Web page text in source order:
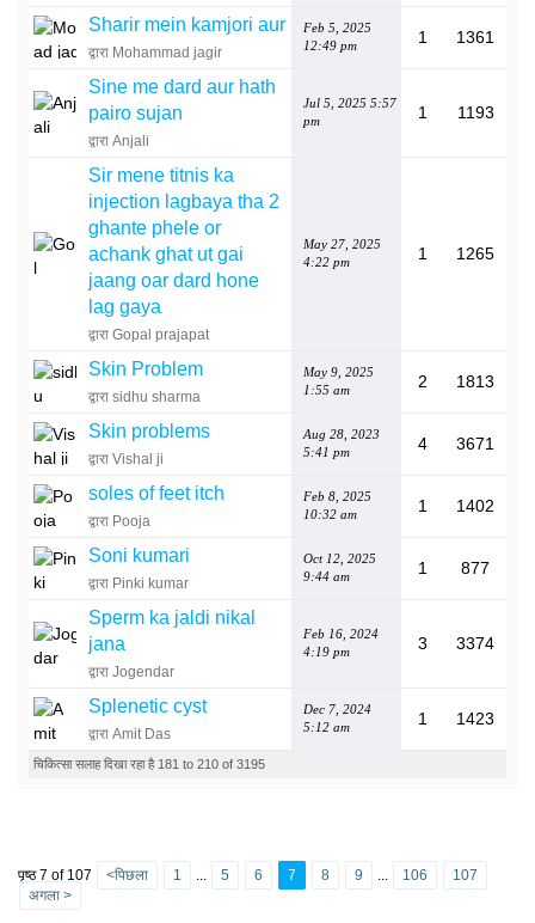
Sharir mein kamjori aur
द्वारा Mohammad jagir
Feb 5, 2025
12:49 pm
1 1361
Sine me dard aur hath
pairo sujan
द्वारा Anjali
Jul 5, 2025 5:57
pm
1 1193
Sir mene titnis ka
injection lagbaya tha 2
ghante phele or
achank ghat ut gai
jaang oar dard hone
lag gaya
द्वारा Gopal prajapat
May 27, 2025
4:22 pm
1 1265
Skin Problem
द्वारा sidhu sharma
May 9, 2025
1:55 am
2 1813
Skin problems
द्वारा Vishal ji
Aug 28, 2023
5:41 pm
4 3671
soles of feet itch
द्वारा Pooja
Feb 8, 2025
10:32 am
1 1402
Soni kumari
द्वारा Pinki kumar
Oct 12, 2025
9:44 am
1 877
Sperm ka jaldi nikal
jana
द्वारा Jogendar
Feb 16, 2024
4:19 pm
3 3374
Splenetic cyst
द्वारा Amit Das
Dec 7, 2024
5:12 am
1 1423
चिकित्सा सलाह दिखा रहा है 181 to 210 of 3195
पृष्ठ 7 of 107 <पिछला 1 ... 5 6 7 8 9 ... 106
107
अगला >